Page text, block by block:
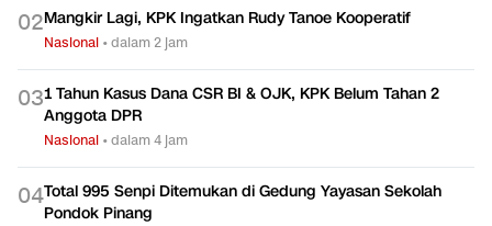
02Mangkir Lagi, KPK Ingatkan Rudy Tanoe Kooperatif
Nasional •dalam 2 jam
031 Tahun Kasus Dana CSR BI & OJK, KPK Belum Tahan 2
Anggota DPR
Nasional •dalam 4 jam
04Total 995 Senpi Ditemukan di Gedung Yayasan Sekolah
Pondok Pinang